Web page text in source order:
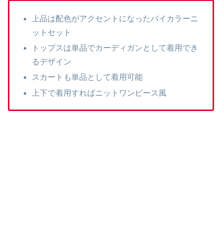
上品は配色がアクセントになったバイカラーニ
ットセット
トップスは単品でカーディガンとして着用でき
るデザイン
スカートも単品として着用可能
上下で着用すればニットワンピース風